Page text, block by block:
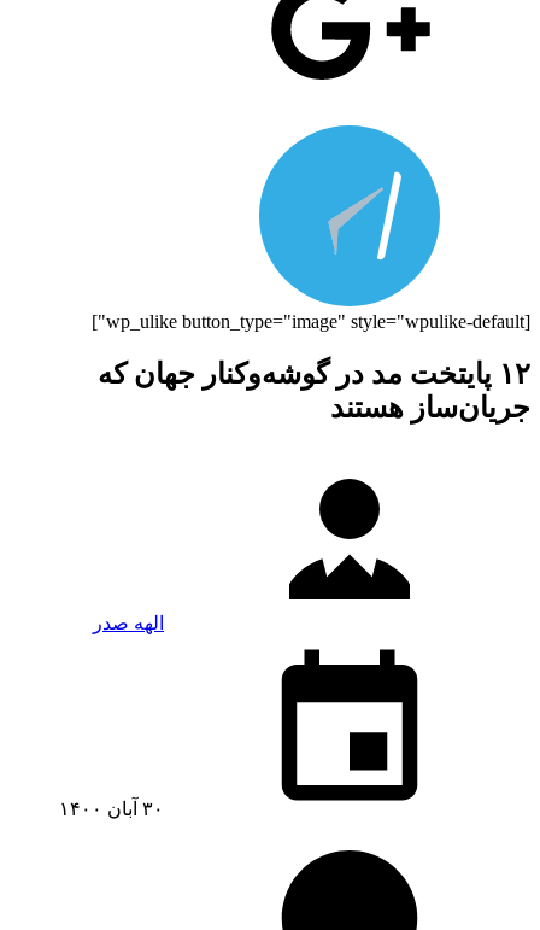
[wp_ulike button_type="image" style="wpulike-default"]
۱۲ پایتخت‌ مد در گوشه‌و‌کنار جهان که
جریان‌ساز هستند
الهه صدر
۳۰ آبان ۱۴۰۰